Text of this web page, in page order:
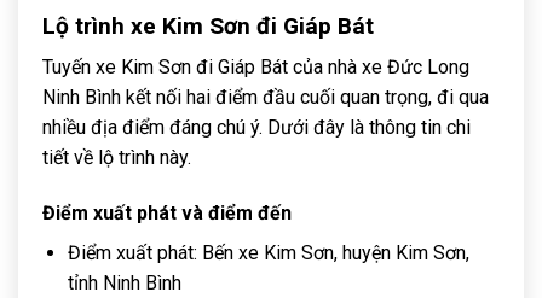
Lộ trình xe Kim Sơn đi Giáp Bát
Tuyến xe Kim Sơn đi Giáp Bát của nhà xe Đức Long
Ninh Bình kết nối hai điểm đầu cuối quan trọng, đi qua
nhiều địa điểm đáng chú ý. Dưới đây là thông tin chi
tiết về lộ trình này.
Điểm xuất phát và điểm đến
Điểm xuất phát: Bến xe Kim Sơn, huyện Kim Sơn,
tỉnh Ninh Bình